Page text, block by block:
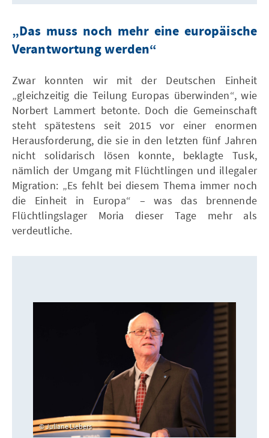
„Das muss noch mehr eine europäische
Verantwortung werden“
Zwar konnten wir mit der Deutschen Einheit
„gleichzeitig die Teilung Europas überwinden“, wie
Norbert Lammert betonte. Doch die Gemeinschaft
steht spätestens seit 2015 vor einer enormen
Herausforderung, die sie in den letzten fünf Jahren
nicht solidarisch lösen konnte, beklagte Tusk,
nämlich der Umgang mit Flüchtlingen und illegaler
Migration: „Es fehlt bei diesem Thema immer noch
die Einheit in Europa“ – was das brennende
Flüchtlingslager Moria dieser Tage mehr als
verdeutliche.
Juliane Liebers